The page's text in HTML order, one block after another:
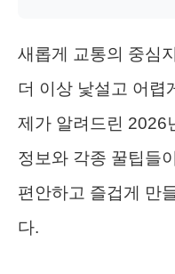
새롭게 교통의 중심
더 이상 낯설고 어렵
제가 알려드린 2026
정보와 각종 꿀팁들
편안하고 즐겁게 만
다.